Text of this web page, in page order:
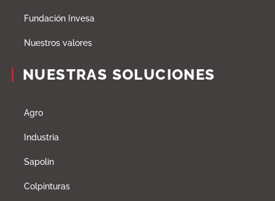
Fundación Invesa
Nuestros valores
NUESTRAS SOLUCIONES
Agro
Industria
Sapolin
Colpinturas